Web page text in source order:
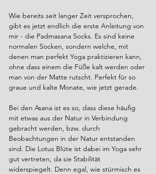
Wie bereits seit langer Zeit versprochen,
gibt es jetzt endlich die erste Anleitung von
mir - die Padmasana Socks. Es sind keine
normalen Socken, sondern welche, mit
denen man perfekt Yoga praktizieren kann,
ohne dass einem die Füße kalt werden oder
man von der Matte rutscht. Perfekt für so
graue und kalte Monate, wie jetzt gerade.
Bei den Asana ist es so, dass diese häufig
mit etwas aus der Natur in Verbindung
gebracht werden, bzw. durch
Beobachtungen in der Natur entstanden
sind. Die Lotus Blüte ist dabei im Yoga sehr
gut vertreten, da sie Stabilität
widerspiegelt. Denn egal, wie stürmisch es